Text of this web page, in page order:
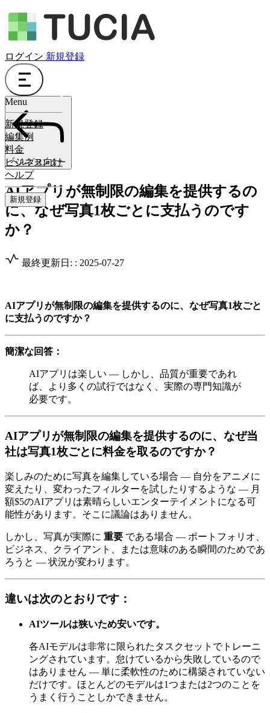
ログイン 新規登録
Menu
新規登録
編集例
料金
ビジネス向け
ヘルプ
新規登録
ヘルプセンター
AIアプリが無制限の編集を提供するの
に、なぜ写真1枚ごとに支払うのです
か？
最終更新日: : 2025-07-27
AIアプリが無制限の編集を提供するのに、なぜ写真1枚ごと
に支払うのですか？
簡潔な回答：
AIアプリは楽しい — しかし、品質が重要であれ
ば、より多くの試行ではなく、実際の専門知識が
必要です。
AIアプリが無制限の編集を提供するのに、なぜ当
社は写真1枚ごとに料金を取るのですか？
楽しみのために写真を編集している場合 — 自分をアニメに
変えたり、変わったフィルターを試したりするような — 月
額$5のAIアプリは素晴らしいエンターテイメントになる可
能性があります。そこに議論はありません。
しかし、写真が実際に 重要 である場合 — ポートフォリオ、
ビジネス、クライアント、または意味のある瞬間のためであ
ろうと — 状況が変わります。
違いは次のとおりです：
AIツールは狭いため安いです。
各AIモデルは非常に限られたタスクセットでトレーニ
ングされています。怠けているから失敗しているので
はありません — 単に柔軟性のために構築されていない
だけです。ほとんどのモデルは1つまたは2つのことを
うまく行うことしかできません。